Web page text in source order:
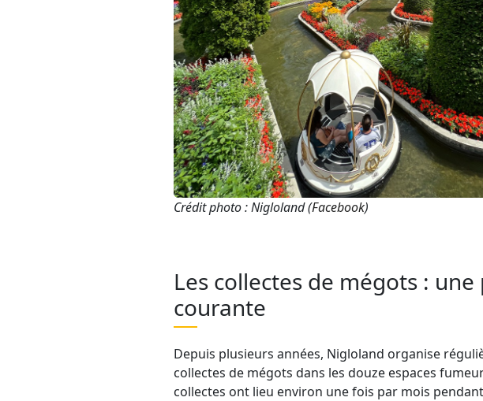
Crédit photo : Nigloland (Facebook)
Les collectes de mégots :
courante
Depuis plusieurs années, Nigloland organise
collectes de mégots dans les douze espaces
collectes ont lieu environ une fois par mois